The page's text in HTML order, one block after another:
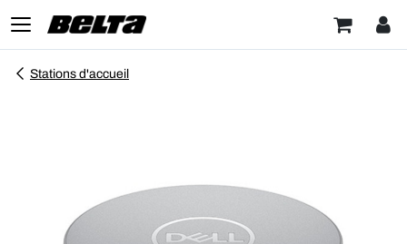
Stations d'accueil